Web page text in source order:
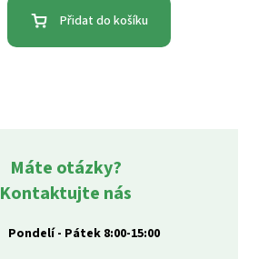
Přidat do košíku
Máte otázky?
Kontaktujte nás
Pondelí - Pátek 8:00-15:00